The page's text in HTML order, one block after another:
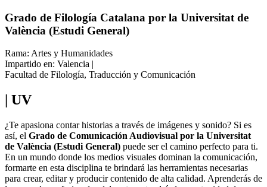
Grado de Filología Catalana por la Universitat de
València (Estudi General)
Rama: Artes y Humanidades
Impartido en: Valencia |
Facultad de Filología, Traducción y Comunicación
| UV
¿Te apasiona contar historias a través de imágenes y sonido? Si es
así, el Grado de Comunicación Audiovisual por la Universitat
de València (Estudi General) puede ser el camino perfecto para ti.
En un mundo donde los medios visuales dominan la comunicación,
formarte en esta disciplina te brindará las herramientas necesarias
para crear, editar y producir contenido de alta calidad. Aprenderás de